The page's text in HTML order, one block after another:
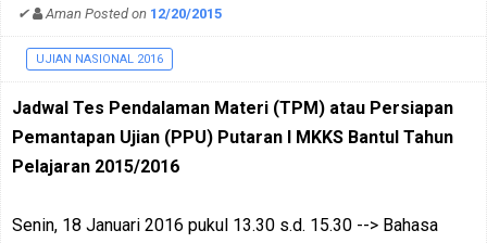
✔ Aman Posted on 12/20/2015
UJIAN NASIONAL 2016
Jadwal Tes Pendalaman Materi (TPM) atau Persiapan
Pemantapan Ujian (PPU) Putaran I MKKS Bantul Tahun
Pelajaran 2015/2016
Senin, 18 Januari 2016 pukul 13.30 s.d. 15.30 --> Bahasa